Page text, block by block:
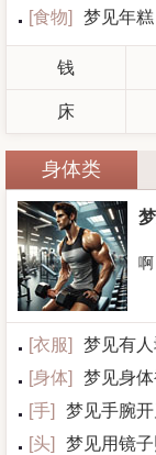
[食物] 梦见年糕
钱
床
身体类
[衣服]
梦见有
[身体]
梦见身
[手]
梦见手腕开
[头]
梦见用镜